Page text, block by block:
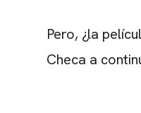
Pero, ¿la
Checa a